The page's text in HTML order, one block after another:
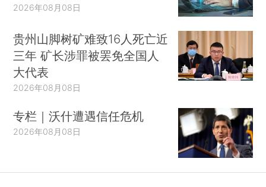
2026年08月08日
贵州山脚树矿难致16人死亡近
三年 矿长涉罪被罢免全国人
大代表
2026年08月08日
专栏｜沃什遭遇信任危机
2026年08月08日